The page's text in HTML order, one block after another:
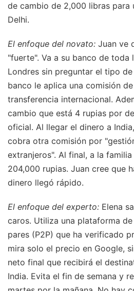
de cambio de 2,000 libras para
Delhi.
El enfoque del novato: Juan ve
"fuerte". Va a su banco de toda
Londres sin preguntar el tipo
banco le aplica una comisión
transferencia internacional.
cambio que está 4 rupias por
oficial. Al llegar el dinero a
cobra otra comisión por
extranjeros". Al final, a la
204,000 rupias. Juan cree que
dinero llegó rápido.
El enfoque del experto: Elena
caros. Utiliza una plataforma
pares (P2P) que ha verificado
mira solo el precio en Google,
neto final que recibirá el
India. Evita el fin de semana y